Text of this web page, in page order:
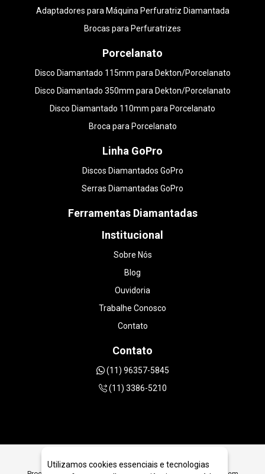
Adaptadores para Máquina Perfuratriz Diamantada
Brocas para Perfuratrizes
Porcelanato
Disco Diamantado 115mm para Dekton/Porcelanato
Disco Diamantado 350mm para Dekton/Porcelanato
Disco Diamantado 110mm para Porcelanato
Broca para Porcelanato
Linha GoPro
Discos Diamantados GoPro
Serras Diamantadas GoPro
Ferramentas Diamantadas
Institucional
Sobre Nós
Blog
Ouvidoria
Trabalhe Conosco
Contato
Contato
(11) 96357-5845
(11) 3386-5210
Utilizamos cookies essenciais e tecnologias